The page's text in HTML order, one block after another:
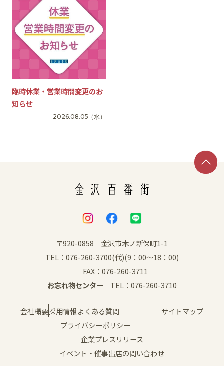
施設からのお知らせ
スタッフ募集
百番街くらぶ
SNS
臨時休業・営業時間変更のお
知らせ
2026.08.05 （水）
〒920-0858 金沢市木ノ新保町1-1
TEL：076-260-3700(代)(9：00～18：00)
FAX：076-260-3711
お忘れ物センター TEL：076-260-3710
会社概要採用情報よくある質問
サイトマップ
プライバシーポリシー
企業プレスリリース
イベント・催事出店の問い合わせ